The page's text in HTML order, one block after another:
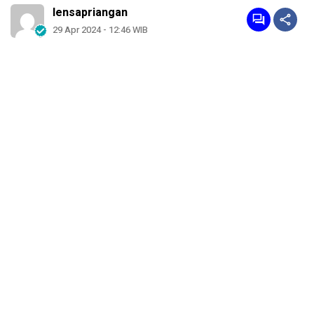
lensapriangan
29 Apr 2024 - 12:46 WIB